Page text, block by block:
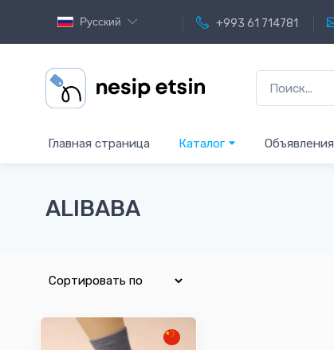
Русский +993 61 714781
Главная страница Каталог Объявления
ALIBABA